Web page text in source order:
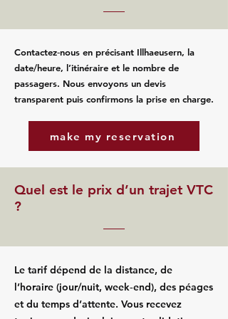
Contactez‑nous en précisant Illhaeusern, la
date/heure, l’itinéraire et le nombre de
passagers. Nous envoyons un devis
transparent puis confirmons la prise en charge.
make my reservation
Quel est le prix d’un trajet VTC
?
Le tarif dépend de la distance, de
l’horaire (jour/nuit, week‑end), des péages
et du temps d’attente. Vous recevez